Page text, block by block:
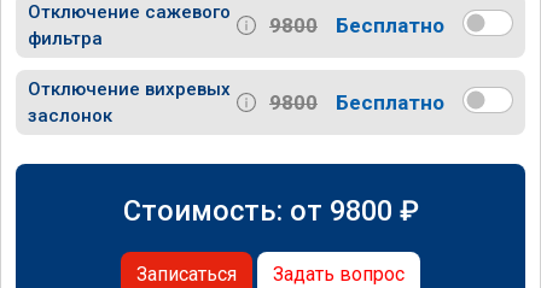
Отключение сажевого
фильтра
9800 Бесплатно
Отключение вихревых
заслонок
9800 Бесплатно
Стоимость: от 9800 ₽
Записаться Задать вопрос